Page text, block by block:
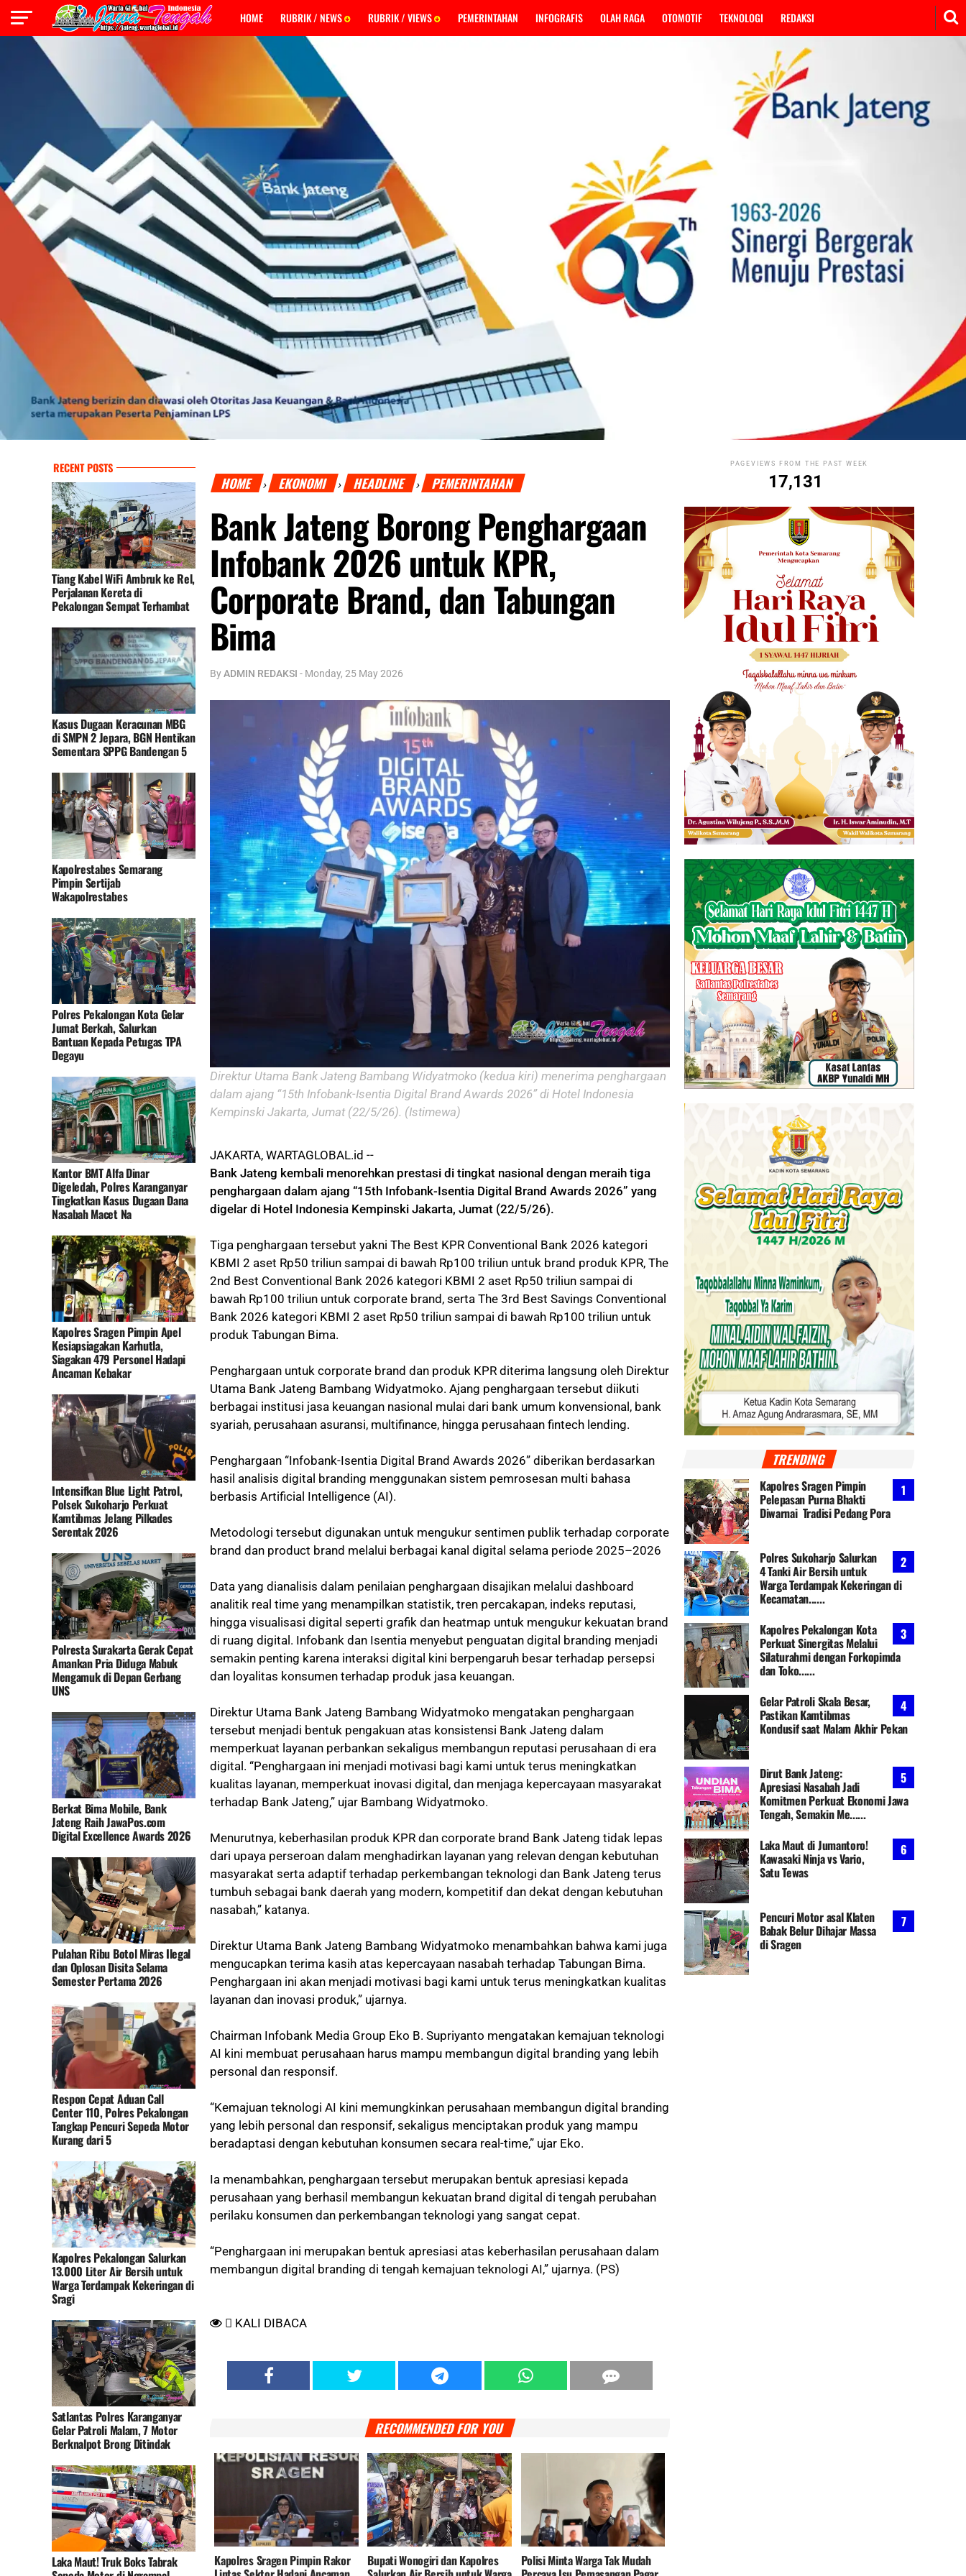
HOME RUBRIK / NEWS RUBRIK / VIEWS PEMERINTAHAN INFOGRAFIS OLAH RAGA OTOMOTIF TEKNOLOGI REDAKSI
RECENT POSTS
Tiang Kabel WiFi Ambruk ke Rel,
Perjalanan Kereta di
Pekalongan Sempat Terhambat
Kasus Dugaan Keracunan MBG
di SMPN 2 Jepara, BGN Hentikan
Sementara SPPG Bandengan 5
Kapolrestabes Semarang
Pimpin Sertijab
Wakapolrestabes
Polres Pekalongan Kota Gelar
Jumat Berkah, Salurkan
Bantuan Kepada Petugas TPA
Degayu
Kantor BMT Alfa Dinar
Digeledah, Polres Karanganyar
Tingkatkan Kasus Dugaan Dana
Nasabah Macet Na
Kapolres Sragen Pimpin Apel
Kesiapsiagakan Karhutla,
Siagakan 479 Personel Hadapi
Ancaman Kebakar
Intensifkan Blue Light Patrol,
Polsek Sukoharjo Perkuat
Kamtibmas Jelang Pilkades
Serentak 2026
Polresta Surakarta Gerak Cepat
Amankan Pria Diduga Mabuk
Mengamuk di Depan Gerbang
UNS
Berkat Bima Mobile, Bank
Jateng Raih JawaPos.com
Digital Excellence Awards 2026
Pulahan Ribu Botol Miras Ilegal
dan Oplosan Disita Selama
Semester Pertama 2026
Respon Cepat Aduan Call
Center 110, Polres Pekalongan
Tangkap Pencuri Sepeda Motor
Kurang dari 5
Kapolres Pekalongan Salurkan
13.000 Liter Air Bersih untuk
Warga Terdampak Kekeringan di
Sragi
Satlantas Polres Karanganyar
Gelar Patroli Malam, 7 Motor
Berknalpot Brong Ditindak
Laka Maut! Truk Boks Tabrak
HOME › EKONOMI › HEADLINE › PEMERINTAHAN
Bank Jateng Borong Penghargaan
Infobank 2026 untuk KPR,
Corporate Brand, dan Tabungan
Bima
ByADMIN REDAKSI - Monday, 25 May 2026
Direktur Utama Bank Jateng Bambang Widyatmoko (kedua kiri) menerima penghargaan
dalam ajang “15th Infobank-Isentia Digital Brand Awards 2026” di Hotel Indonesia
Kempinski Jakarta, Jumat (22/5/26). (Istimewa)
JAKARTA, WARTAGLOBAL.id --
Bank Jateng kembali menorehkan prestasi di tingkat nasional dengan meraih tiga
penghargaan dalam ajang “15th Infobank-Isentia Digital Brand Awards 2026” yang
digelar di Hotel Indonesia Kempinski Jakarta, Jumat (22/5/26).
Tiga penghargaan tersebut yakni The Best KPR Conventional Bank 2026 kategori
KBMI 2 aset Rp50 triliun sampai di bawah Rp100 triliun untuk brand produk KPR, The
2nd Best Conventional Bank 2026 kategori KBMI 2 aset Rp50 triliun sampai di
bawah Rp100 triliun untuk corporate brand, serta The 3rd Best Savings Conventional
Bank 2026 kategori KBMI 2 aset Rp50 triliun sampai di bawah Rp100 triliun untuk
produk Tabungan Bima.
Penghargaan untuk corporate brand dan produk KPR diterima langsung oleh Direktur
Utama Bank Jateng Bambang Widyatmoko. Ajang penghargaan tersebut diikuti
berbagai institusi jasa keuangan nasional mulai dari bank umum konvensional, bank
syariah, perusahaan asuransi, multifinance, hingga perusahaan fintech lending.
Penghargaan “Infobank-Isentia Digital Brand Awards 2026” diberikan berdasarkan
hasil analisis digital branding menggunakan sistem pemrosesan multi bahasa
berbasis Artificial Intelligence (AI).
Metodologi tersebut digunakan untuk mengukur sentimen publik terhadap corporate
brand dan product brand melalui berbagai kanal digital selama periode 2025–2026
Data yang dianalisis dalam penilaian penghargaan disajikan melalui dashboard
analitik real time yang menampilkan statistik, tren percakapan, indeks reputasi,
hingga visualisasi digital seperti grafik dan heatmap untuk mengukur kekuatan brand
di ruang digital. Infobank dan Isentia menyebut penguatan digital branding menjadi
semakin penting karena interaksi digital kini berpengaruh besar terhadap persepsi
dan loyalitas konsumen terhadap produk jasa keuangan.
Direktur Utama Bank Jateng Bambang Widyatmoko mengatakan penghargaan
tersebut menjadi bentuk pengakuan atas konsistensi Bank Jateng dalam
memperkuat layanan perbankan sekaligus membangun reputasi perusahaan di era
digital. “Penghargaan ini menjadi motivasi bagi kami untuk terus meningkatkan
kualitas layanan, memperkuat inovasi digital, dan menjaga kepercayaan masyarakat
terhadap Bank Jateng,” ujar Bambang Widyatmoko.
Menurutnya, keberhasilan produk KPR dan corporate brand Bank Jateng tidak lepas
dari upaya perseroan dalam menghadirkan layanan yang relevan dengan kebutuhan
masyarakat serta adaptif terhadap perkembangan teknologi dan Bank Jateng terus
tumbuh sebagai bank daerah yang modern, kompetitif dan dekat dengan kebutuhan
nasabah,” katanya.
Direktur Utama Bank Jateng Bambang Widyatmoko menambahkan bahwa kami juga
mengucapkan terima kasih atas kepercayaan nasabah terhadap Tabungan Bima.
Penghargaan ini akan menjadi motivasi bagi kami untuk terus meningkatkan kualitas
layanan dan inovasi produk,” ujarnya.
Chairman Infobank Media Group Eko B. Supriyanto mengatakan kemajuan teknologi
AI kini membuat perusahaan harus mampu membangun digital branding yang lebih
personal dan responsif.
“Kemajuan teknologi AI kini memungkinkan perusahaan membangun digital branding
yang lebih personal dan responsif, sekaligus menciptakan produk yang mampu
beradaptasi dengan kebutuhan konsumen secara real-time,” ujar Eko.
Ia menambahkan, penghargaan tersebut merupakan bentuk apresiasi kepada
perusahaan yang berhasil membangun kekuatan brand digital di tengah perubahan
perilaku konsumen dan perkembangan teknologi yang sangat cepat.
“Penghargaan ini merupakan bentuk apresiasi atas keberhasilan perusahaan dalam
membangun digital branding di tengah kemajuan teknologi AI,” ujarnya. (PS)
KALI DIBACA
RECOMMENDED FOR YOU
Kapolres Sragen Pimpin Rakor Bupati Wonogiri dan Kapolres Polisi Minta Warga Tak Mudah
PAGEVIEWS FROM THE PAST WEEK
17,131
TRENDING
Kapolres Sragen Pimpin
Pelepasan Purna Bhakti
Diwarnai Tradisi Pedang Pora
Polres Sukoharjo Salurkan
4 Tanki Air Bersih untuk
Warga Terdampak Kekeringan di
Kecamatan......
Kapolres Pekalongan Kota
Perkuat Sinergitas Melalui
Silaturahmi dengan Forkopimda
dan Toko......
Gelar Patroli Skala Besar,
Pastikan Kamtibmas
Kondusif saat Malam Akhir Pekan
Dirut Bank Jateng:
Apresiasi Nasabah Jadi
Komitmen Perkuat Ekonomi Jawa
Tengah, Semakin Me......
Laka Maut di Jumantoro!
Kawasaki Ninja vs Vario,
Satu Tewas
Pencuri Motor asal Klaten
Babak Belur Dihajar Massa
di Sragen